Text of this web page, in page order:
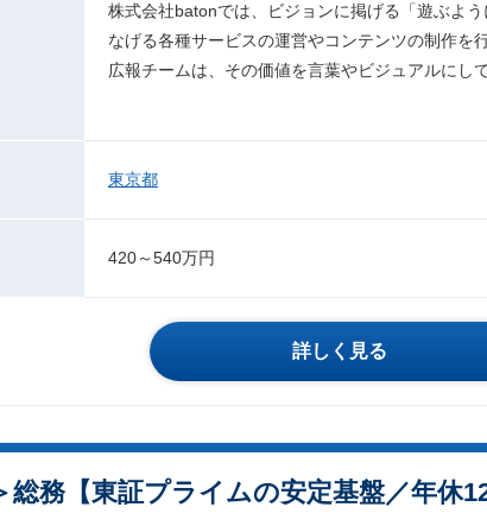
株式会社batonでは、ビジョンに掲げる「遊ぶよ
なげる各種サービスの運営やコンテンツの制作を
広報チームは、その価値を言葉やビジュアルにし
東京都
420～540万円
詳しく見る
総務【東証プライムの安定基盤／年休